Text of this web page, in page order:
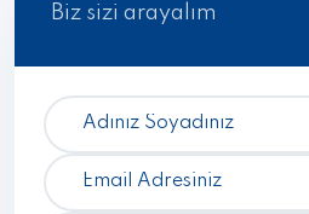
Biz sizi arayalım